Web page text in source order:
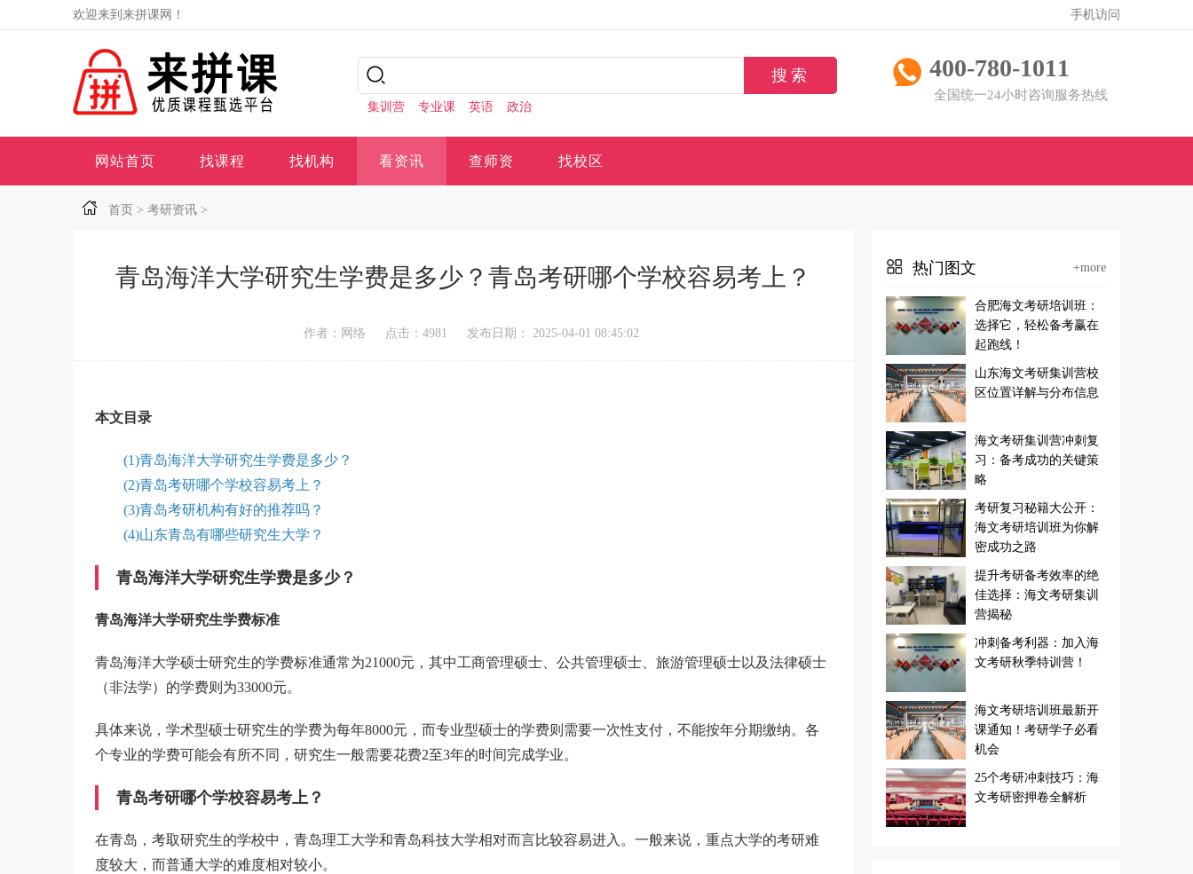
欢迎来到来拼课网！ 手机访问
集训营 专业课 英语 政治
400-780-1011
全国统一24小时咨询服务热线
网站首页 找课程 找机构 看资讯 查师资 找校区
首页 > 考研资讯 >
青岛海洋大学研究生学费是多少？青岛考研哪个学校容易考上？
作者：网络 点击：4981 发布日期： 2025-04-01 08:45:02
本文目录
(1)青岛海洋大学研究生学费是多少？
(2)青岛考研哪个学校容易考上？
(3)青岛考研机构有好的推荐吗？
(4)山东青岛有哪些研究生大学？
青岛海洋大学研究生学费是多少？
青岛海洋大学研究生学费标准
青岛海洋大学硕士研究生的学费标准通常为21000元，其中工商管理硕士、公共管理硕士、旅游管理硕士以及法律硕士
（非法学）的学费则为33000元。
具体来说，学术型硕士研究生的学费为每年8000元，而专业型硕士的学费则需要一次性支付，不能按年分期缴纳。各
个专业的学费可能会有所不同，研究生一般需要花费2至3年的时间完成学业。
青岛考研哪个学校容易考上？
在青岛，考取研究生的学校中，青岛理工大学和青岛科技大学相对而言比较容易进入。一般来说，重点大学的考研难
度较大，而普通大学的难度相对较小。
热门图文 +more
合肥海文考研培训班：
选择它，轻松备考赢在
起跑线！
山东海文考研集训营校
区位置详解与分布信息
海文考研集训营冲刺复
习：备考成功的关键策
略
考研复习秘籍大公开：
海文考研培训班为你解
密成功之路
提升考研备考效率的绝
佳选择：海文考研集训
营揭秘
冲刺备考利器：加入海
文考研秋季特训营！
海文考研培训班最新开
课通知！考研学子必看
机会
25个考研冲刺技巧：海
文考研密押卷全解析